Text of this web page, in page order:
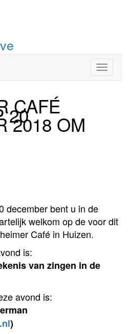
CAFÉ
20
2018 OM
december bent u in de
welkom op de voor dit
Café in Huizen.
is:
van zingen in de
avond is:
)